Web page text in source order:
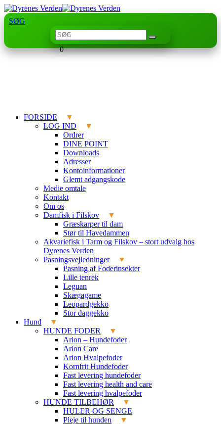
SØG
0
FORSIDE
LOG IND
Ordrer
DINE POINT
Downloads
Adresser
Kontoinformationer
Glemt adgangskode
Medie omtale
Kontakt
Om os
Damfisk i Filskov
Græskarper til dam
Stør til Havedammen
Akvariefisk i Tarm og Filskov – stort udvalg hos
Dyrenes Verden
Pasningsvejledninger
Pasning af Foderinsekter
Lille tenrek
Leguan
Skægagame
Leopardgekko
Stor daggekko
Hund
HUNDE FODER
Arion – Hundefoder
Arion Care
Arion Hvalpefoder
Kornfrit Hundefoder
Fast levering hundefoder
Fast levering health and care
Fast levering hvalpefoder
HUNDE TILBEHØR
HULER OG SENGE
Pleje til hunden